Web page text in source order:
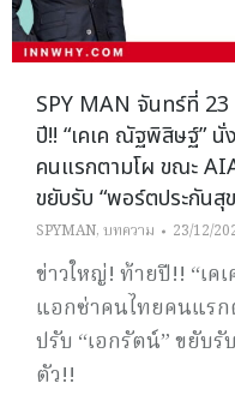
SPY MAN จันทร์ที่
ปี!! “เคเค ณัฐพิสิษฐ์” นั่
คนแรกตามโผ ขณะ
ขยับรับ “พอร์ตประกันสุ
SPYMAN, บทความ 23/12/
ข่าวใหญ่! ท้ายปี!! “เค
แอกซ่าคนไทยคนแร
ปรับ “เอกรัตน์” ขยับ
ตัว!!